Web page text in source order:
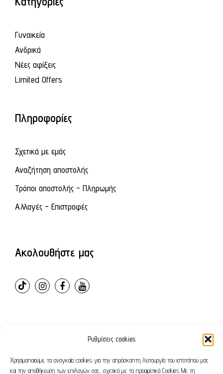
Ρυθμίσεις cookies
Χρησιμοποιούμε τα αναγκαία cookies για την απρόσκοπτη λειτουργία του ιστοτόπου μας
και την αποθήκευση των επιλογών σας, σχετικά με τα προαιρετικά Cookies Με τη
Γυναικεία
Ανδρικά
Νέες αφίξεις
Limited Offers
Πληροφορίες
Σχετικά με εμάς
Αναζήτηση αποστολής
Τρόποι αποστολής - Πληρωμής
Αλλαγές - Επιστροφές
Ακολουθήστε μας
© 2024 – ovvioanatomic. All Rights Reserved. E-shop
developed by Webleaders.gr